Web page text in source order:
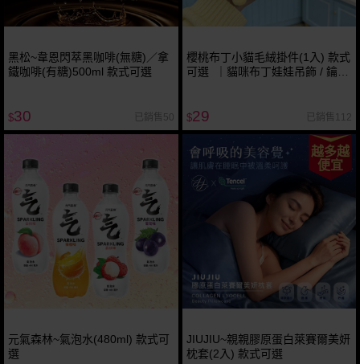
黑松~韋恩閃萃黑咖啡(無糖)／拿
鐵咖啡(有糖)500ml 款式可選
$30 已銷售50
櫻桃布丁小貓毛絨掛件(1入) 款式
可選 ｜貓咪布丁娃娃吊飾 / 鑰匙
$29 已銷售112
元氣森林~氣泡水(480ml) 款式可
選
越多越
便宜
JIUJIU~親親膠原蛋白萊賽爾美妍
枕套(2入) 款式可選